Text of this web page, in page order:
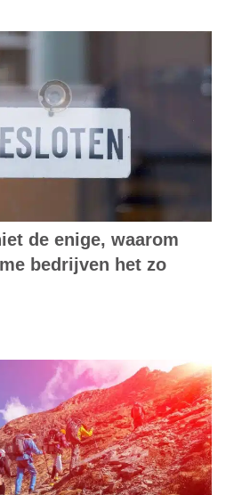
de enige, waarom
bedrijven het zo